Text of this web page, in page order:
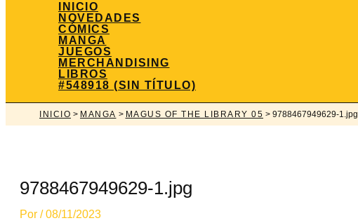
INICIO
NOVEDADES
CÓMICS
MANGA
JUEGOS
MERCHANDISING
LIBROS
#548918 (SIN TÍTULO)
INICIO > MANGA > MAGUS OF THE LIBRARY 05 > 9788467949629-1.jpg
9788467949629-1.jpg
Por /08/11/2023